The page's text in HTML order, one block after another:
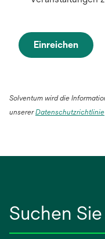
Einreichen
Solventum wird die
unsererDatenschutzrichtlinie
Suchen